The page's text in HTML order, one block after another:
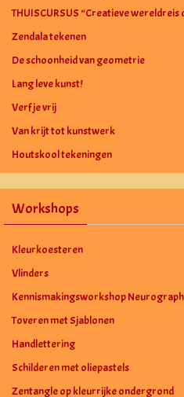
THUISCURSUS “Creatieve wereldreis
Zendala tekenen
De schoonheid van geometrie
Lang leve kunst!
Verf je vrij
Van krijt tot kunstwerk
Houtskool tekeningen
Workshops
Kleurkoesteren
Vlinders
Kennismakingsworkshop
Toveren met Sjablonen
Handlettering
Schilderen met oliepastels
Zentangle op kleurrijke ondergrond